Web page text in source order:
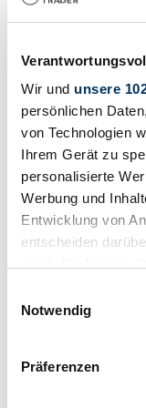
Wir und unsere
persönlichen
von Technologien
Ihrem Gerät zu
personalisierte
Werbung und
Entwicklung von
entscheiden
Trigger Symbol
Notwendig
Präferenzen
Laden…
22
1953